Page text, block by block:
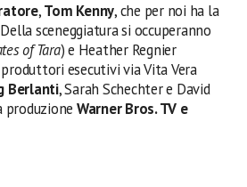
,Tom Kenny, che per noi ha la
sceneggiatura si occuperanno
of Tara) e Heather Regnier
produttori esecutivi via Vita Vera
Berlanti, Sarah Schechter e David
produzione Warner Bros. TV e